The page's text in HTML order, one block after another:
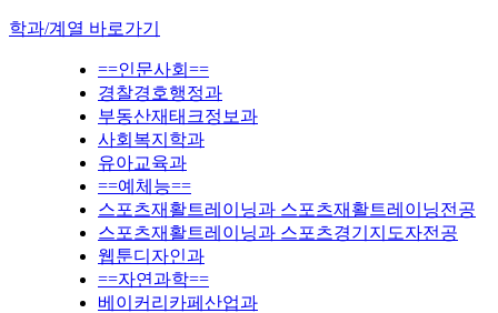
학과/계열 바로가기
==인문사회==
경찰경호행정과
부동산재태크정보과
사회복지학과
유아교육과
==예체능==
스포츠재활트레이닝과 스포츠재활트레이닝전공
스포츠재활트레이닝과 스포츠경기지도자전공
웹툰디자인과
==자연과학==
베이커리카페산업과